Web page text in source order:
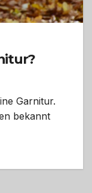
Garnitur.
bekannt